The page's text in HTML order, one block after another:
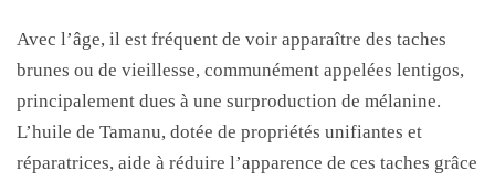
Avec l’âge, il est fréquent de voir apparaître des taches
brunes ou de vieillesse, communément appelées lentigos,
principalement dues à une surproduction de mélanine.
L’huile de Tamanu, dotée de propriétés unifiantes et
réparatrices, aide à réduire l’apparence de ces taches grâce